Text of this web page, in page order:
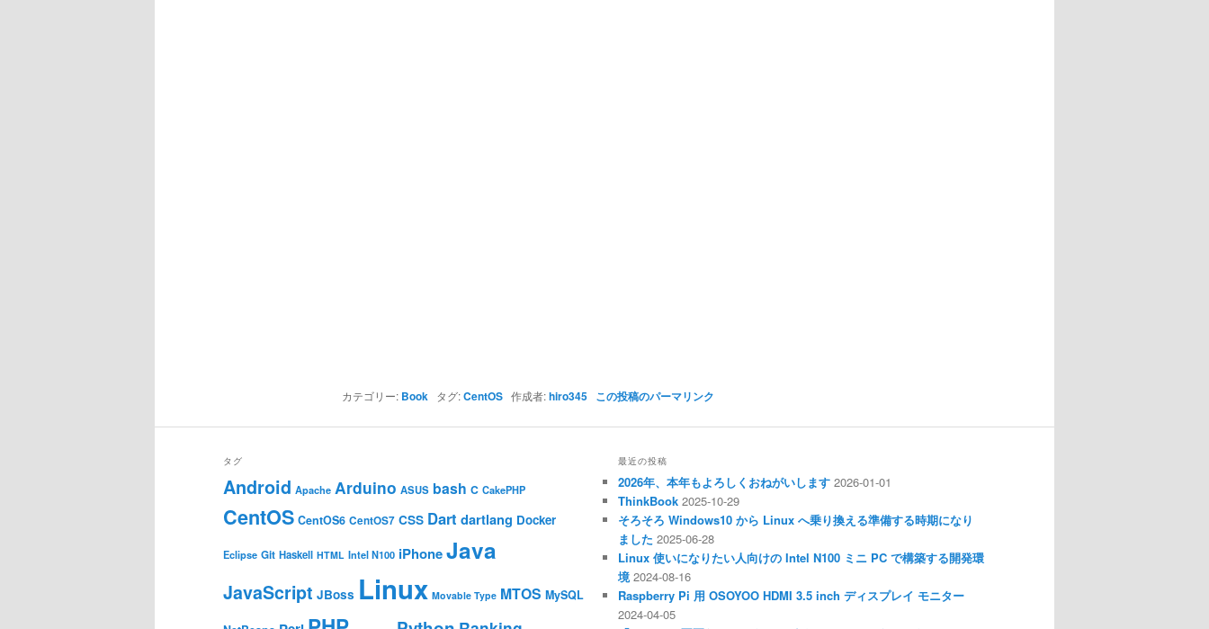
カテゴリー: Bookタグ:CentOS作成者:hiro345 この投稿のパーマリンク
タグ
Android Apache Arduino ASUS bash C CakePHP
CentOS CentOS6 CentOS7 CSS Dart dartlang Docker
Eclipse Git Haskell HTML Intel N100 iPhoneJava
JavaScript JBoss Linux Movable Type MTOS MySQL
最近の投稿
2026年、本年もよろしくおねがいします 2026-01-01
ThinkBook 2025-10-29
そろそろ Windows10 から Linux へ乗り換える準備する時期になり
ました 2025-06-28
Linux 使いになりたい人向けの Intel N100 ミニ PC で構築する開発環
境 2024-08-16
Raspberry Pi 用 OSOYOO HDMI 3.5 inch ディスプレイ モニター
2024-04-05